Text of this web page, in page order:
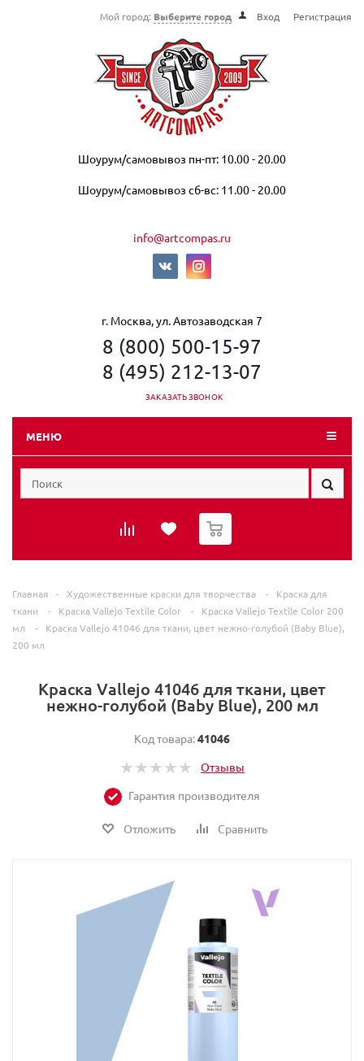
Мой город: Выберите город Вход Регистрация
Шоурум/самовывоз пн-пт: 10.00 - 20.00
Шоурум/самовывоз сб-вс: 11.00 - 20.00
info@artcompas.ru
г. Москва, ул. Автозаводская 7
8 (800) 500-15-97
8 (495) 212-13-07
ЗАКАЗАТЬ ЗВОНОК
МЕНЮ
0
Главная - Художественные краски для творчества -
Краска для
ткани
- Краска Vallejo Textile Color -
Краска Vallejo Textile Color 200
мл
-
Краска Vallejo 41046 для ткани, цвет нежно-голубой (Baby Blue),
200 мл
Краска Vallejo 41046 для ткани, цвет
нежно-голубой (Baby Blue), 200 мл
Код товара:41046
Отзывы
Гарантия производителя
Отложить Сравнить